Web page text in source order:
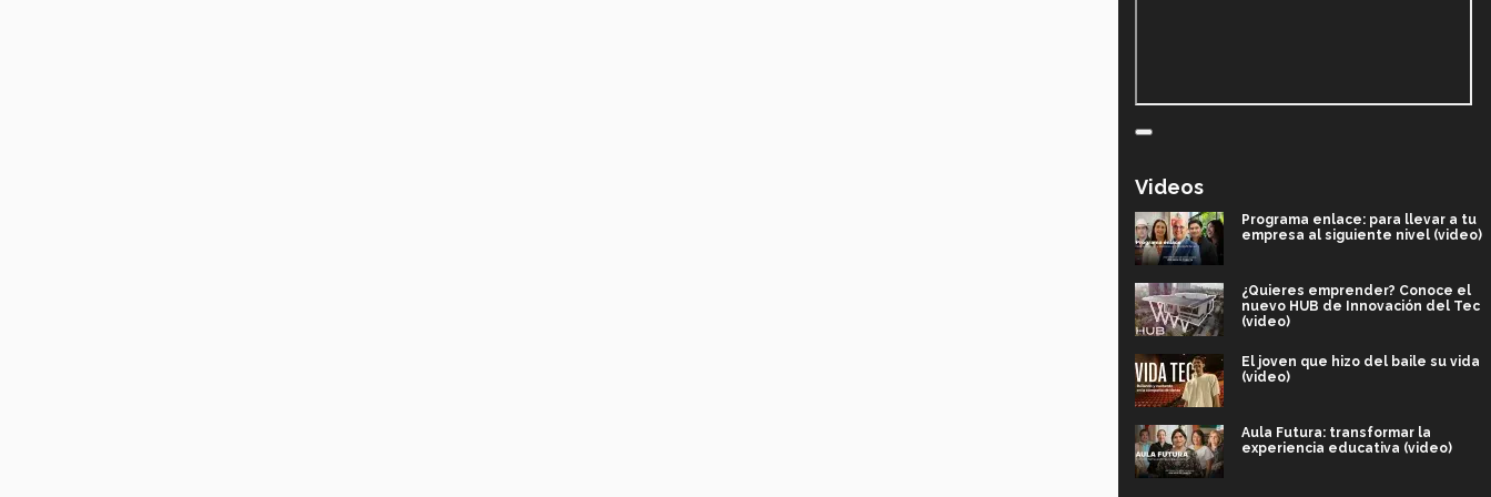
Videos
Programa enlace: para llevar a tu
empresa al siguiente nivel (video)
¿Quieres emprender? Conoce el
nuevo HUB de Innovación del Tec
(video)
El joven que hizo del baile su vida
(video)
Aula Futura: transformar la
experiencia educativa (video)